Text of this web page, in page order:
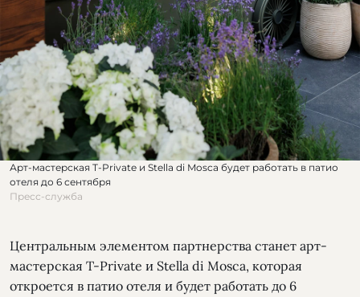
Арт-мастерская T-Private и Stella di Mosca будет работать в патио
отеля до 6 сентября
Пресс-служба
Центральным элементом партнерства станет арт-
мастерская T-Private и Stella di Mosca, которая
откроется в патио отеля и будет работать до 6